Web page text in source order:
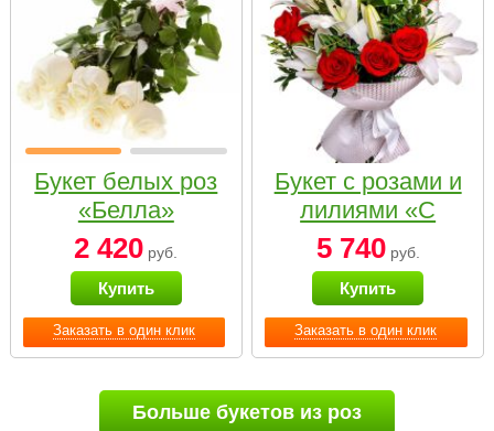
Заказать в один клик
Букет белых роз
«Белла»
2 420 руб.
Купить
Заказать в один клик
Букет с розами и
лилиями «С
наилучшими
пожеланиями»
5 740руб.
Купить
Больше букетов из роз